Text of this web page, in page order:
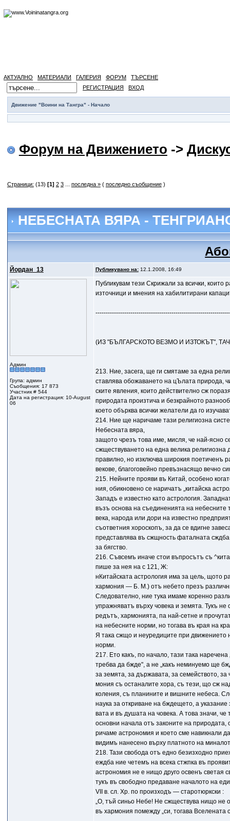
АКТУАЛНО МАТЕРИАЛИ ГАЛЕРИЯ ФОРУМ
ТЪРСЕНЕ
РЕГИСТРАЦИЯ
ВХОД
Движение "Воини на Тангра" - Начало
Форум на Движението ->
Страници: (13) [1] 2 3... последна »( последно съобщение)
НЕБЕСНАТА ВЯРА -
Йордан_13 Публикувано на:12.1.2008, 16:49
Админ
Група: админ
Съобщения: 17 873
Участник # 544
Дата на регистрация: 10-August
06
Публикувам тези Скрижали за всички, които
източници и мнения на хабилитирани
(ИЗ "БЪЛГАРСКОТО ВЕЗМО И ИЗТОКЪТ",
213. Ние, засега, ще ги смятаме за една
ставлява обожаването на цЪлата природа,
ските явления, които действително сж
природата произтича и безкрайното
което обърква всички желатели да го
214. Ние ще наричаме тази религиозна
Небесната вяpa,
защото чрезъ това име, мисля, че най-ясно
сжществуването на една велика религиозна
правилно, но изключва широкия поетиченъ
векове, благоговейно превъзнасящо вечно
215. Нейните прояви въ Китай, особено
ния, обикновено се наричатъ „китайска
Западъ е известно като астрология.
възъ основа на съединенията на
века, народа или дори на известно
съответния хороскопъ, за да се вдигне
представлява въ сжщность фаталната
за бягство.
216. Съвсемъ иначе стои въпросътъ съ
пише за нея на с 121, Ж:
нКитайската астрология има за цель, щото
хармония — Б. М.) отъ небето презъ
Следователно, ние тука имаме коренно
упражняватъ върху човека и земята. Тукъ
редътъ, хармонията, па най-сетне и
на небесните норми, но тогава въ края на
Я така сжщо и неуредиците при движението
норми.
217. Ето какъ, по начало, тази така наречена
требва да бжде", а не „какъ неминуемо ще
за земята, за държавата, за семейството,
мония съ останалите хора, съ тези, що сж
коления, съ планините и вишните небеса.
наука за откриване на бждещето, а
вата и въ душата на човека. А това значи,
основни начала отъ законите на природата,
ричаме астрономия и което сме навикнали
видимъ нанесено върху платното на
218. Тази свобода отъ едно безизходно
еждба ние четемъ на всека стжпка въ
астрономия не е нищо друго освенъ светая
тукъ въ свободно предаване началото на
VII в. сл. Хр. по произходъ — старотюркски :
„О, тъй синьо Небе! Не сжществува нищо не
въ хармония помежду „си, тогава Вселената